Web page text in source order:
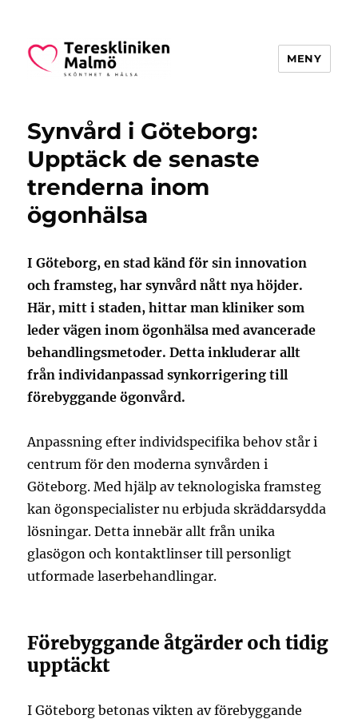
MENY
Synvård i Göteborg:
Upptäck de senaste
trenderna inom
ögonhälsa
I Göteborg, en stad känd för sin innovation
och framsteg, har synvård nått nya höjder.
Här, mitt i staden, hittar man kliniker som
leder vägen inom ögonhälsa med avancerade
behandlingsmetoder. Detta inkluderar allt
från individanpassad synkorrigering till
förebyggande ögonvård.
Anpassning efter individspecifika behov står i
centrum för den moderna synvården i
Göteborg. Med hjälp av teknologiska framsteg
kan ögonspecialister nu erbjuda skräddarsydda
lösningar. Detta innebär allt från unika
glasögon och kontaktlinser till personligt
utformade laserbehandlingar.
Förebyggande åtgärder och tidig
upptäckt
I Göteborg betonas vikten av förebyggande